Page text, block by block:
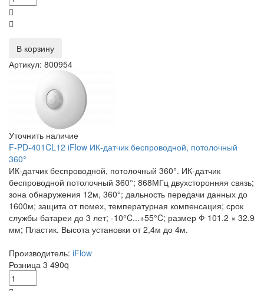
В корзину
Артикул: 800954
Уточнить наличие
F-PD-401CL12 iFlow ИК-датчик беспроводной, потолочный
360°
ИК-датчик беспроводной, потолочный 360°. ИК-датчик
беспроводной потолочный 360°; 868МГц двухсторонняя связь;
зона обнаружения 12м, 360°; дальность передачи данных до
1600м; защита от помех, температурная компенсация; срок
службы батареи до 3 лет; -10°C...+55°C; размер Φ 101.2 × 32.9
мм; Пластик. Высота установки от 2,4м до 4м.
Производитель: iFlow
Розница 3 490q